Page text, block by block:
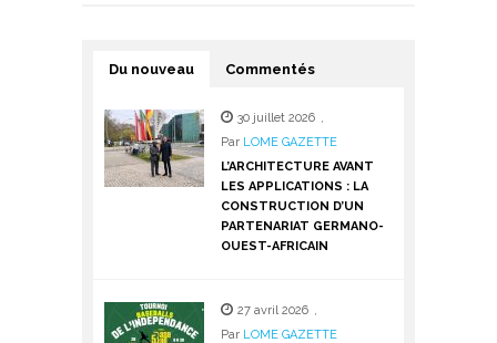
Du nouveau Commentés
30 juillet 2026 ,
Par LOME GAZETTE
L’ARCHITECTURE AVANT
LES APPLICATIONS : LA
CONSTRUCTION D’UN
PARTENARIAT GERMANO-
OUEST-AFRICAIN
27 avril 2026 ,
Par LOME GAZETTE